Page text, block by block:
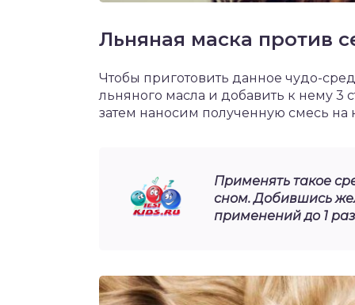
Льняная маска против
Чтобы приготовить данное чудо-
льняного масла и добавить к нему
затем наносим полученную смесь на
Применять такое
сном. Добившись
применений до 1